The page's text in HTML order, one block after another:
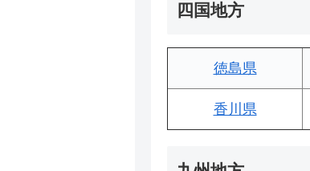
四国地方
徳島県
香川県